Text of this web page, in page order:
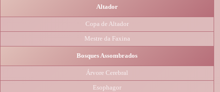
Altador
Copa de Altador
Mestre da Faxina
Bosques Assombrados
Árvore Cerebral
Esophagor